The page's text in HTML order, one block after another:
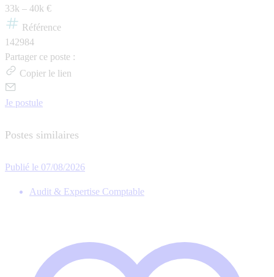
33k – 40k €
Référence
142984
Partager ce poste :
Copier le lien
Je postule
Postes similaires
Publié le 07/08/2026
Audit & Expertise Comptable